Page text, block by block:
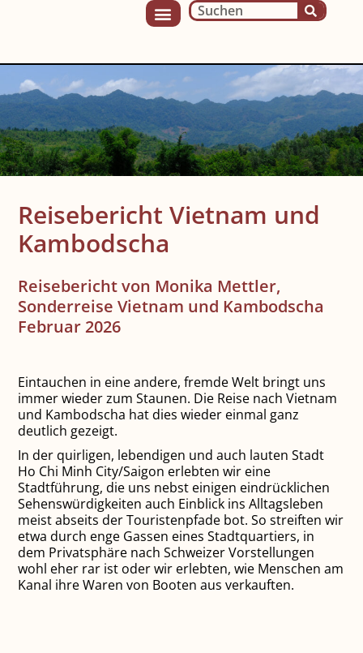
Reisebericht Vietnam und
Kambodscha
Reisebericht von Monika Mettler,
Sonderreise Vietnam und Kambodscha
Februar 2026
Eintauchen in eine andere, fremde Welt bringt uns
immer wieder zum Staunen. Die Reise nach Vietnam
und Kambodscha hat dies wieder einmal ganz
deutlich gezeigt.
In der quirligen, lebendigen und auch lauten Stadt
Ho Chi Minh City/Saigon erlebten wir eine
Stadtführung, die uns nebst einigen eindrücklichen
Sehenswürdigkeiten auch Einblick ins Alltagsleben
meist abseits der Touristenpfade bot. So streiften wir
etwa durch enge Gassen eines Stadtquartiers, in
dem Privatsphäre nach Schweizer Vorstellungen
wohl eher rar ist oder wir erlebten, wie Menschen am
Kanal ihre Waren von Booten aus verkauften.